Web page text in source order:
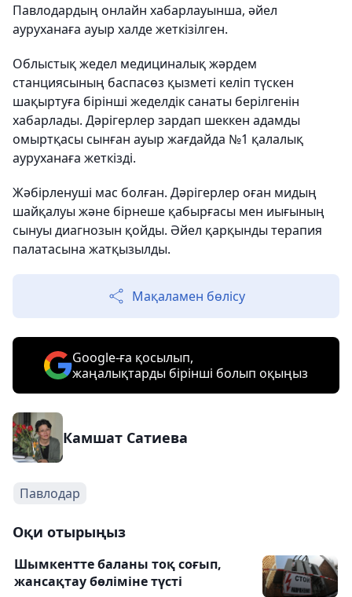
Павлодардың онлайн хабарлауынша, әйел
ауруханаға ауыр халде жеткізілген.
Облыстық жедел медициналық жәрдем
станциясының баспасөз қызметі келіп түскен
шақыртуға бірінші жеделдік санаты берілгенін
хабарлады. Дәрігерлер зардап шеккен адамды
омыртқасы сынған ауыр жағдайда №1 қалалық
ауруханаға жеткізді.
Жәбірленуші мас болған. Дәрігерлер оған мидың
шайқалуы және бірнеше қабырғасы мен иығының
сынуы диагнозын қойды. Әйел қарқынды терапия
палатасына жатқызылды.
Мақаламен бөлісу
Google-ға қосылып,
жаңалықтарды бірінші болып оқыңыз
Камшат Сатиева
Павлодар
Оқи отырыңыз
Шымкентте баланы тоқ соғып,
жансақтау бөліміне түсті